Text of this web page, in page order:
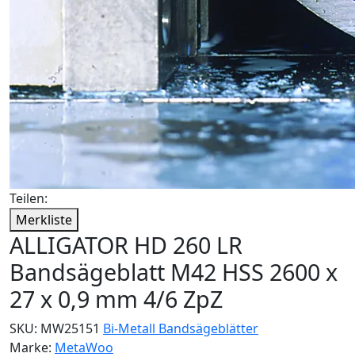
Teilen:
Merkliste
ALLIGATOR HD 260 LR
Bandsägeblatt M42 HSS 2600 x
27 x 0,9 mm 4/6 ZpZ
SKU: MW25151 Bi-Metall Bandsägeblätter
Marke: MetaWoo